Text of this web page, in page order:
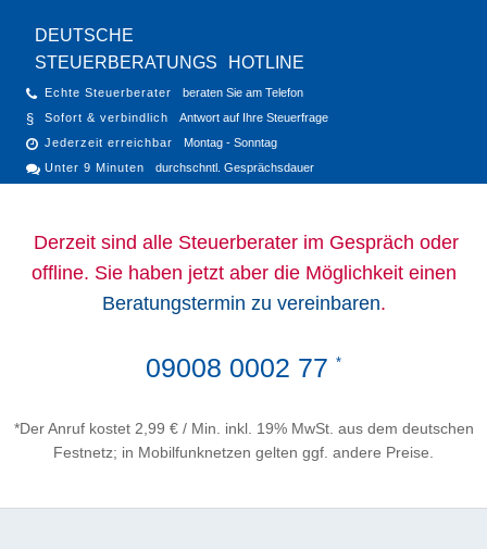
DEUTSCHE
STEUERBERATUNGS
HOTLINE
Echte Steuerberater
beraten Sie am Telefon
Sofort & verbindlich
Antwort auf Ihre Steuerfrage
Jederzeit erreichbar
Montag - Sonntag
Unter 9 Minuten
durchschntl. Gesprächsdauer
Derzeit sind alle Steuerberater im Gespräch oder
offline. Sie haben jetzt aber die Möglichkeit einen
Beratungstermin zu vereinbaren.
09008 0002 77 *
*Der Anruf kostet 2,99 € / Min. inkl. 19% MwSt. aus dem deutschen
Festnetz; in Mobilfunknetzen gelten ggf. andere Preise.